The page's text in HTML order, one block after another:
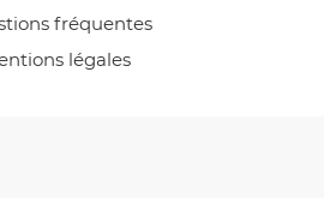
fréquentes
légales